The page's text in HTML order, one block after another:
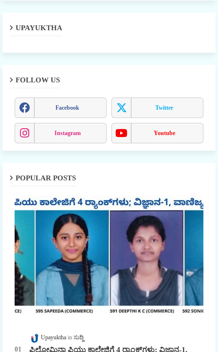
UPAYUKTHA
FOLLOW US
Facebook Twitter
Instagram Youtube
POPULAR POSTS
Upayuktha ಸುದ್ದಿ
ಫಿಲೋಮಿನಾ ಪಿಯು ಕಾಲೇಜಿಗೆ 4 ರ್‍ಯಾಂಕ್‌ಗಳು; ವಿಜ್ಞಾನ-1,